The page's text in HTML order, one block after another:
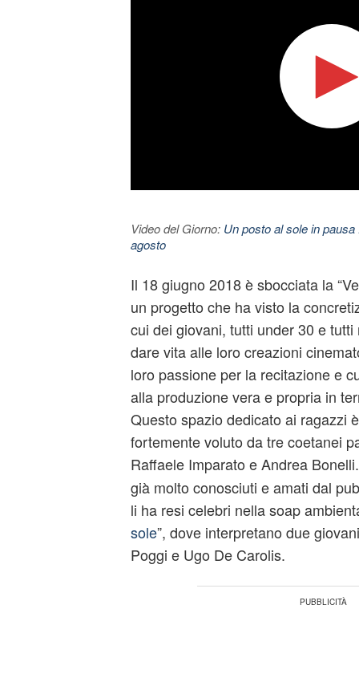
Video del Giorno: Un posto al sole in
agosto
Il 18 giugno 2018 è sbocciata la
un progetto che ha visto la
cui dei giovani, tutti under 30 e
dare vita alle loro creazioni
loro passione per la recitazione e
alla produzione vera e propria in
Questo spazio dedicato ai ragazzi
fortemente voluto da tre coetanei
Raffaele Imparato e Andrea Bonelli.
già molto conosciuti e amati dal
li ha resi celebri nella soap
sole”, dove interpretano due
Poggi e Ugo De Carolis.